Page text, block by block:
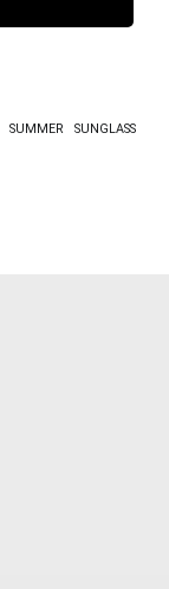
SUMMER SUNGLASS